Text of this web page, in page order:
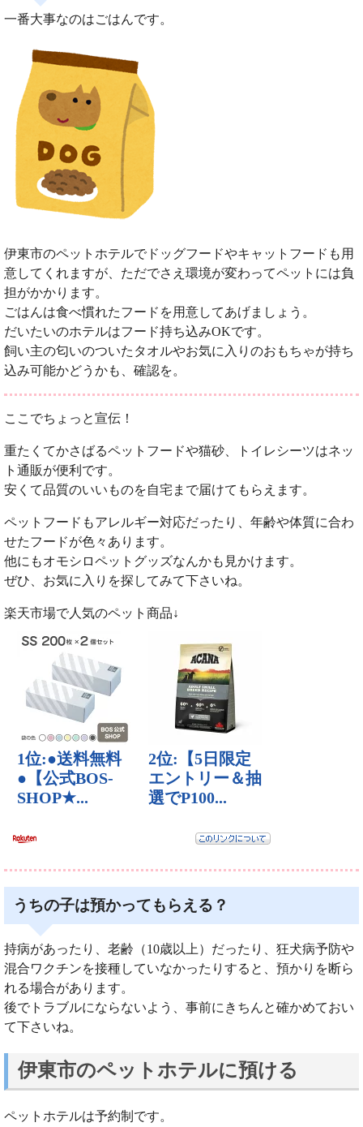
一番大事なのはごはんです。
伊東市のペットホテルでドッグフードやキャットフードも用
意してくれますが、ただでさえ環境が変わってペットには負
担がかかります。
ごはんは食べ慣れたフードを用意してあげましょう。
だいたいのホテルはフード持ち込みOKです。
飼い主の匂いのついたタオルやお気に入りのおもちゃが持ち
込み可能かどうかも、確認を。
ここでちょっと宣伝！
重たくてかさばるペットフードや猫砂、トイレシーツはネッ
ト通販が便利です。
安くて品質のいいものを自宅まで届けてもらえます。
ペットフードもアレルギー対応だったり、年齢や体質に合わ
せたフードが色々あります。
他にもオモシロペットグッズなんかも見かけます。
ぜひ、お気に入りを探してみて下さいね。
楽天市場で人気のペット商品↓
うちの子は預かってもらえる？
持病があったり、老齢（10歳以上）だったり、狂犬病予防や
混合ワクチンを接種していなかったりすると、預かりを断ら
れる場合があります。
後でトラブルにならないよう、事前にきちんと確かめておい
て下さいね。
伊東市のペットホテルに預ける
ペットホテルは予約制です。